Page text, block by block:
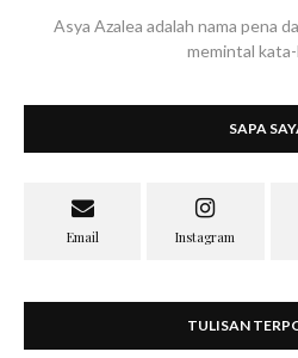
Asya Azalea adalah nama pena
memintal
SAPA
TULISAN